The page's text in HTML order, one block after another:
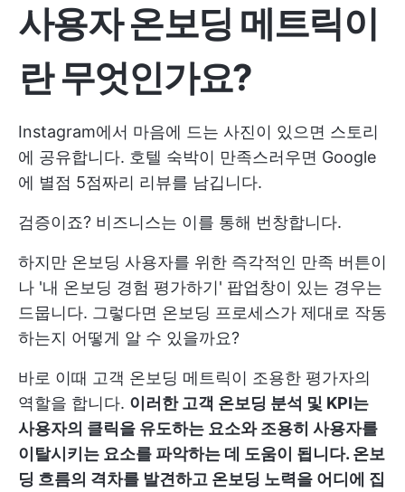
사용자 온보딩 메트릭이
란 무엇인가요?
Instagram에서 마음에 드는 사진이 있으면 스토리
에 공유합니다. 호텔 숙박이 만족스러우면 Google
에 별점 5점짜리 리뷰를 남깁니다.
검증이죠? 비즈니스는 이를 통해 번창합니다.
하지만 온보딩 사용자를 위한 즉각적인 만족 버튼이
나 '내 온보딩 경험 평가하기' 팝업창이 있는 경우는
드뭅니다. 그렇다면 온보딩 프로세스가 제대로 작동
하는지 어떻게 알 수 있을까요?
바로 이때 고객 온보딩 메트릭이 조용한 평가자의
역할을 합니다. 이러한 고객 온보딩 분석 및 KPI는
사용자의 클릭을 유도하는 요소와 조용히 사용자를
이탈시키는 요소를 파악하는 데 도움이 됩니다. 온보
딩 흐름의 격차를 발견하고 온보딩 노력을 어디에 집